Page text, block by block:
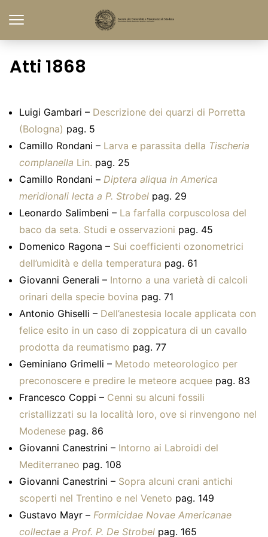
Atti 1868
Luigi Gambari – Descrizione dei quarzi di Porretta
(Bologna) pag. 5
Camillo Rondani – Larva e parassita della Tischeria
complanella Lin. pag. 25
Camillo Rondani – Diptera aliqua in America
meridionali lecta a P. Strobel pag. 29
Leonardo Salimbeni – La farfalla corpuscolosa del
baco da seta. Studi e osservazioni pag. 45
Domenico Ragona – Sui coefficienti ozonometrici
dell’umidità e della temperatura pag. 61
Giovanni Generali – Intorno a una varietà di calcoli
orinari della specie bovina pag. 71
Antonio Ghiselli – Dell’anestesia locale applicata con
felice esito in un caso di zoppicatura di un cavallo
prodotta da reumatismo pag. 77
Geminiano Grimelli – Metodo meteorologico per
preconoscere e predire le meteore acquee pag. 83
Francesco Coppi – Cenni su alcuni fossili
cristallizzati su la località loro, ove si rinvengono nel
Modenese pag. 86
Giovanni Canestrini – Intorno ai Labroidi del
Mediterraneo pag. 108
Giovanni Canestrini – Sopra alcuni crani antichi
scoperti nel Trentino e nel Veneto pag. 149
Gustavo Mayr – Formicidae Novae Americanae
collectae a Prof. P. De Strobel pag. 165